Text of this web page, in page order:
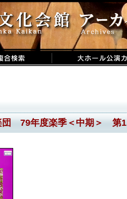
団 79年度楽季＜中期＞ 第